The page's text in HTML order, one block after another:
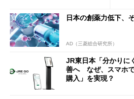
日本の創薬力低下、
AD（三菱総合研究所）
JR東日本「分かりに
善へ なぜ、スマホ
購入」を実現？